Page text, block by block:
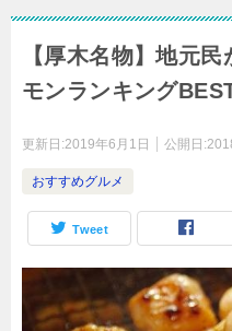
【厚木名物】地元
モンランキング
更新日:2019年6月1日 公開日:
おすすめグルメ
Tweet